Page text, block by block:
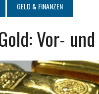
SCIENCE BEI DER GRÜNDUNG EINER
GELD & FINANZEN
Vor-